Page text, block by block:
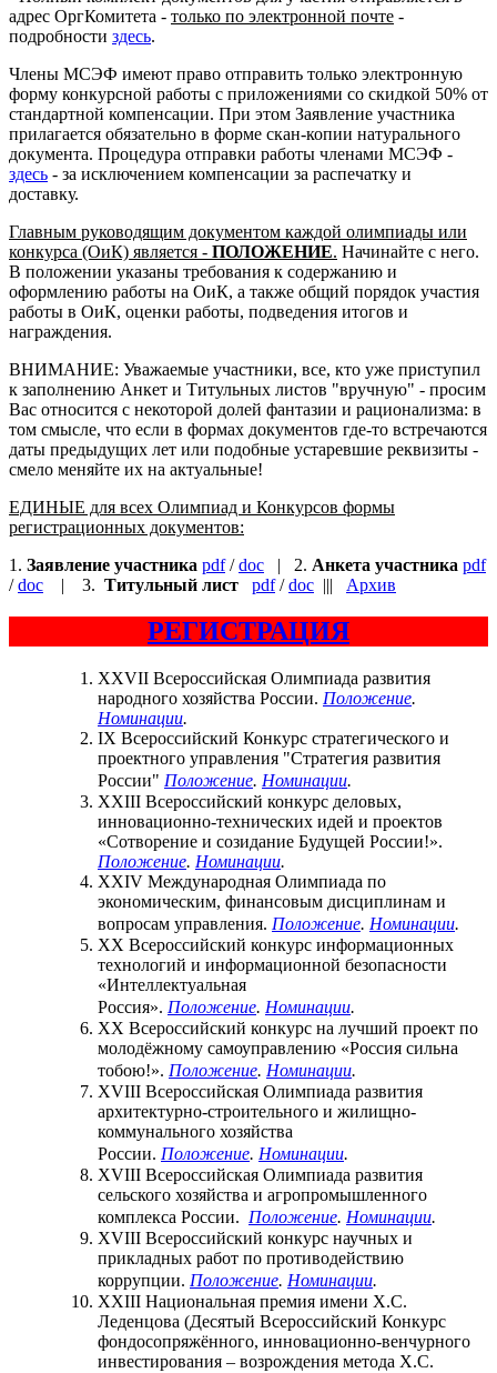
адрес ОргКомитета - только по электронной почте -
подробности здесь.
Члены МСЭФ имеют право отправить только электронную
форму конкурсной работы с приложениями со скидкой 50% от
стандартной компенсации. При этом Заявление участника
прилагается обязательно в форме скан-копии натурального
документа. Процедура отправки работы членами МСЭФ -
здесь - за исключением компенсации за распечатку и
доставку.
Главным руководящим документом каждой олимпиады или
конкурса (ОиК) является - ПОЛОЖЕНИЕ. Начинайте с него.
В положении указаны требования к содержанию и
оформлению работы на ОиК, а также общий порядок участия
работы в ОиК, оценки работы, подведения итогов и
награждения.
ВНИМАНИЕ: Уважаемые участники, все, кто уже приступил
к заполнению Анкет и Титульных листов "вручную" - просим
Вас относится с некоторой долей фантазии и рационализма: в
том смысле, что если в формах документов где-то встречаются
даты предыдущих лет или подобные устаревшие реквизиты -
смело меняйте их на актуальные!
ЕДИНЫЕ для всех Олимпиад и Конкурсов формы
регистрационных документов:
1. Заявление участника pdf/doc | 2. Анкета участника pdf
/doc | 3. Титульный лист pdf/doc ||| Архив
РЕГИСТРАЦИЯ
XXVII Всероссийская Олимпиада развития
народного хозяйства России. Положение.
Номинации.
IX Всероссийский Конкурс стратегического и
проектного управления "Стратегия развития
России" Положение. Номинации.
XXIII Всероссийский конкурс деловых,
инновационно-технических идей и проектов
«Сотворение и созидание Будущей России!».
Положение. Номинации.
XXIV Международная Олимпиада по
экономическим, финансовым дисциплинам и
вопросам управления. Положение. Номинации.
XX Всероссийский конкурс информационных
технологий и информационной безопасности
«Интеллектуальная
Россия». Положение. Номинации.
XX Всероссийский конкурс на лучший проект по
молодёжному самоуправлению «Россия сильна
тобою!». Положение. Номинации.
XVIII Всероссийская Олимпиада развития
архитектурно-строительного и жилищно-
коммунального хозяйства
России. Положение. Номинации.
XVIII Всероссийская Олимпиада развития
сельского хозяйства и агропромышленного
комплекса России. Положение. Номинации.
XVIII Всероссийский конкурс научных и
прикладных работ по противодействию
коррупции. Положение. Номинации.
XXIII Национальная премия имени Х.С.
Леденцова (Десятый Всероссийский Конкурс
фондосопряжённого, инновационно-венчурного
инвестирования – возрождения метода Х.С.